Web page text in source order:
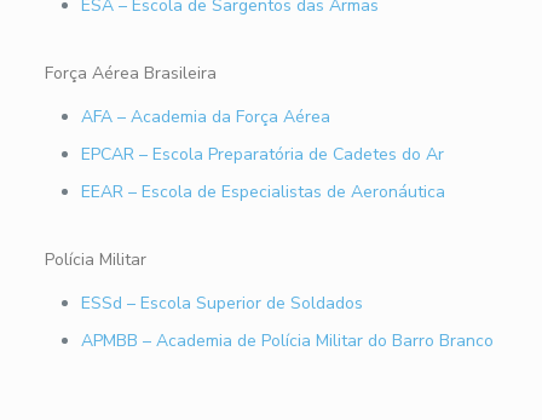
ESA – Escola de Sargentos das Armas
Força Aérea Brasileira
AFA – Academia da Força Aérea
EPCAR – Escola Preparatória de Cadetes do Ar
EEAR – Escola de Especialistas de Aeronáutica
Polícia Militar
ESSd – Escola Superior de Soldados
APMBB – Academia de Polícia Militar do Barro Branco